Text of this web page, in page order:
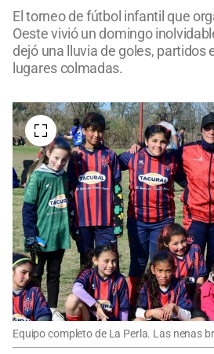
El torneo de fútbol infantil que
Oeste vivió un domingo
dejó una lluvia de goles, partidos
lugares colmadas.
Equipo completo de La Perla. Las nenas